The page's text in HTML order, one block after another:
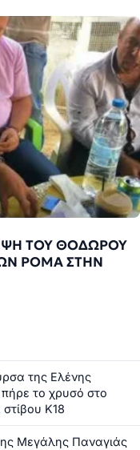
ΤΟΥ ΘΟΔΩΡΟΥ
ΡΟΜΑ ΣΤΗΝ
της Ελένης
το χρυσό στο
Κ18
Μεγάλης Παναγιάς